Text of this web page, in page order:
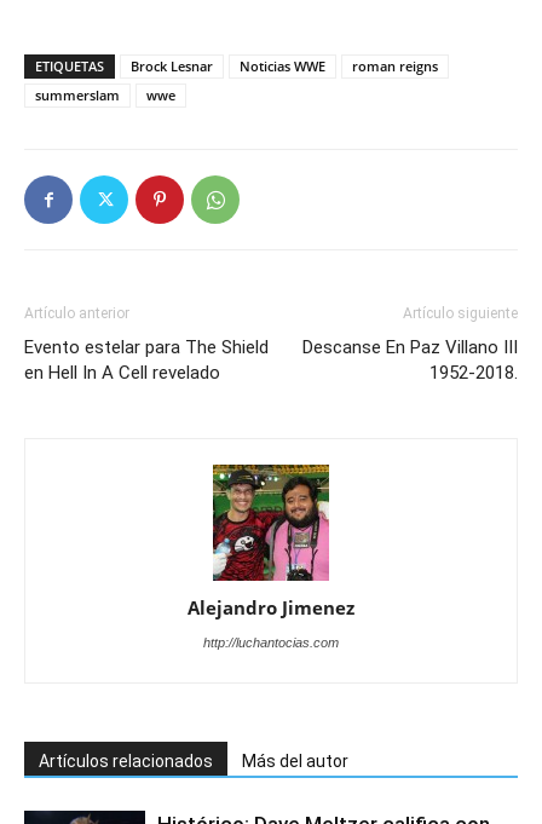
ETIQUETAS Brock Lesnar Noticias WWE
roman reigns
summerslam
wwe
Artículo anterior
Evento estelar para The Shield
en Hell In A Cell revelado
Artículo siguiente
Descanse En Paz Villano III
1952-2018.
Alejandro Jimenez
http://luchantocias.com
Artículos relacionados Más del autor